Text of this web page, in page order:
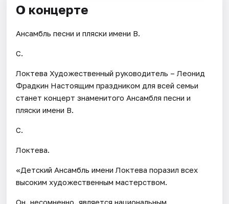
О концерте
Ансамбль песни и пляски имени В.
С.
Локтева Художественный руководитель – Леонид
Фрадкин Настоящим праздником для всей семьи
станет концерт знаменитого Ансамбля песни и
пляски имени В.
С.
Локтева.
«Детский Ансамбль имени Локтева поразил всех
высоким художественным мастерством.
Он, несомненно, является национальным